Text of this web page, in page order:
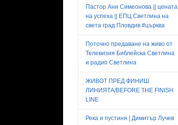
Пастор Ани Симеонова || цената
на успеха || ЕПЦ Светлина на
света град Пловдив #църква
Поточно предаване на живо от
Телевизия Библейска Светлина
и радио Светлина
ЖИВОТ ПРЕД ФИНИШ
ЛИНИЯТА/BEFORE THE FINISH
LINE
Река и пустиня | Димитър Лучев